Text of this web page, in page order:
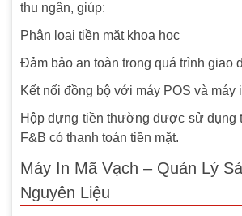
thu ngân, giúp:
Phân loại tiền mặt khoa học
Đảm bảo an toàn trong quá trình giao
Kết nối đồng bộ với máy POS và máy
Hộp đựng tiền thường được sử dụng
F&B có thanh toán tiền mặt.
Máy In Mã Vạch – Quản Lý
Nguyên Liệu